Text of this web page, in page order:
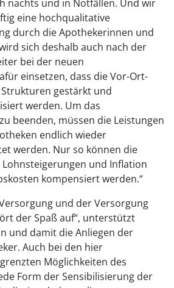
nachts und in Notfällen. Und wir
eine hochqualitative
durch die Apothekerinnen und
sich deshalb auch nach der
bei der neuen
einsetzen, dass die Vor-Ort-
gestärkt und
werden. Um das
beenden, müssen die Leistungen
endlich wieder
werden. Nur so können die
und Inflation
kompensiert werden.“
und der Versorgung
der Spaß auf“, unterstützt
und damit die Anliegen der
Auch bei den hier
Möglichkeiten des
Form der Sensibilisierung der